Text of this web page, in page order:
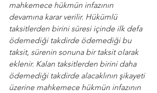
mahkemece hükmün infazının
devamına karar verilir. Hükümlü
taksitlerden birini süresi içinde ilk defa
ödemediği takdirde ödemediği bu
taksit, sürenin sonuna bir taksit olarak
eklenir. Kalan taksitlerden birini daha
ödemediği takdirde alacaklının şikayeti
üzerine mahkemece hükmün infazının